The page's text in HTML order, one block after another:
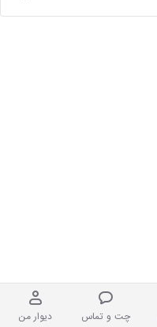
چت و تماس دیوار من